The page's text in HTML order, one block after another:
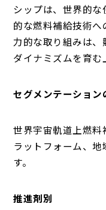
シップは、世界的
的な燃料補給技術
力的な取り組みは
ダイナミズムを育む
セグメンテーション
世界宇宙軌道上燃
ラットフォーム、
す。
推進剤別